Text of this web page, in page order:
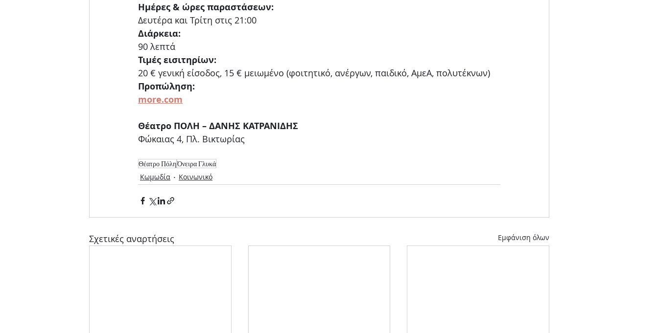
Ημέρες & ώρες παραστάσεων:
Δευτέρα και Τρίτη στις 21:00
Διάρκεια:
90 λεπτά
Τιμές εισιτηρίων:
20 € γενική είσοδος, 15 € μειωμένο (φοιτητικό, ανέργων, παιδικό, ΑμεΑ, πολυτέκνων)
Προπώληση:
more.com
Θέατρο ΠΟΛΗ – ΔΑΝΗΣ ΚΑΤΡΑΝΙΔΗΣ
Φώκαιας 4, Πλ. Βικτωρίας
Θέατρο ΠόληΌνειρα Γλυκά
Κωμωδία
Κοινωνικό
Σχετικές αναρτήσεις Εμφάνιση όλων